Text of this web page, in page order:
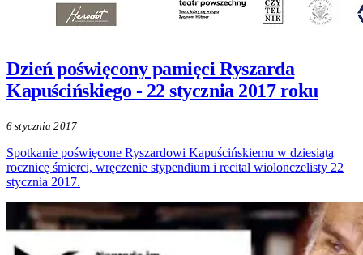
Dzień poświęcony pamięci Ryszarda
Kapuścińskiego - 22 stycznia 2017 roku
6 stycznia 2017
Spotkanie poświęcone Ryszardowi Kapuścińskiemu w dziesiątą
rocznicę śmierci, wręczenie stypendium i recital wiolonczelisty 22
stycznia 2017.